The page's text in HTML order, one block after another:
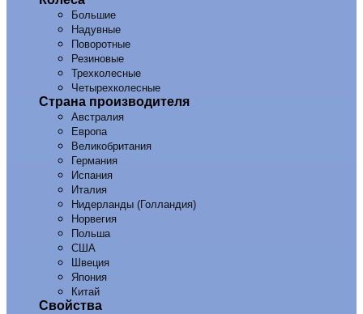
Большие
Надувные
Поворотные
Резиновые
Трехколесные
Четырехколесные
Страна производителя
Австралия
Европа
Великобритания
Германия
Испания
Италия
Нидерланды (Голландия)
Норвегия
Польша
США
Швеция
Япония
Китай
Свойства